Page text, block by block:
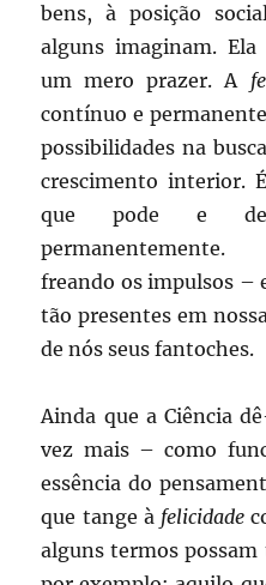
bens, à posição
alguns imaginam.
um mero prazer. A
contínuo e
possibilidades na
crescimento interior.
que pode e
permanentemente.
freando os impulsos –
tão presentes em
de nós seus fantoches.
Ainda que a Ciência
vez mais – como
essência do
que tange à felicidade
alguns termos